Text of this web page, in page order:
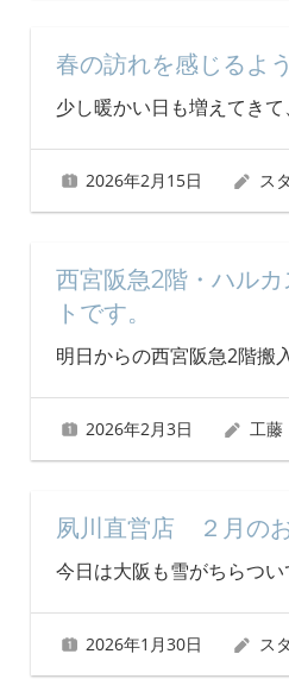
春の訪れを感じるよ
少し暖かい日も増えてき
2026年2月15日 ス
西宮阪急2階・ハル
トです。
明日からの西宮阪急2階搬
2026年2月3日 工
夙川直営店 ２月の
今日は大阪も雪がちらつ
2026年1月30日 ス